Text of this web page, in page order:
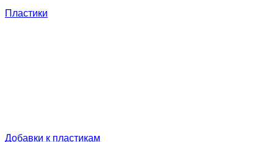
Пластики
Добавки к пластикам